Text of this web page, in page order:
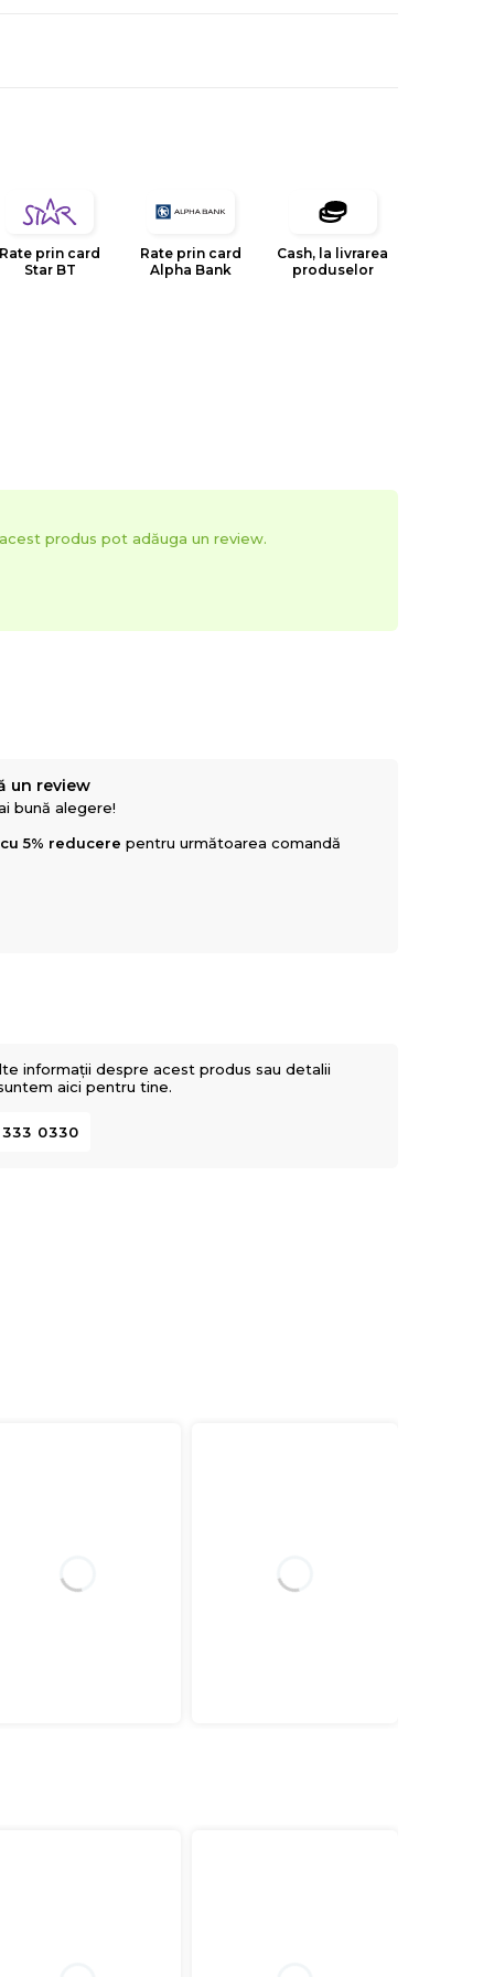
Rate prin card
Star BT
Rate prin card
Alpha Bank
Cash, la livrarea
produselor
produs pot adăuga un review.
un review
bună alegere!
5% reducere pentru următoarea comandă
informații despre acest produs sau detalii
aici pentru tine.
333 0330